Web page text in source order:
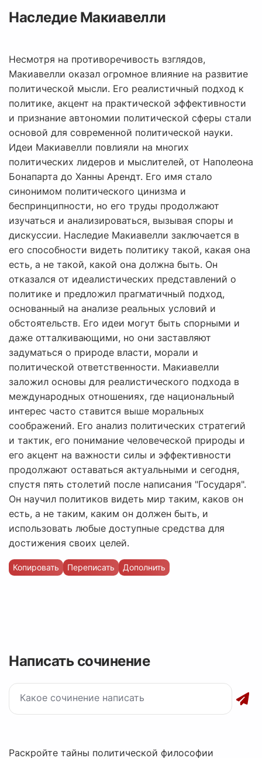
Наследие Макиавелли
Несмотря на противоречивость взглядов,
Макиавелли оказал огромное влияние на развитие
политической мысли. Его реалистичный подход к
политике, акцент на практической эффективности
и признание автономии политической сферы стали
основой для современной политической науки.
Идеи Макиавелли повлияли на многих
политических лидеров и мыслителей, от Наполеона
Бонапарта до Ханны Арендт. Его имя стало
синонимом политического цинизма и
беспринципности, но его труды продолжают
изучаться и анализироваться, вызывая споры и
дискуссии. Наследие Макиавелли заключается в
его способности видеть политику такой, какая она
есть, а не такой, какой она должна быть. Он
отказался от идеалистических представлений о
политике и предложил прагматичный подход,
основанный на анализе реальных условий и
обстоятельств. Его идеи могут быть спорными и
даже отталкивающими, но они заставляют
задуматься о природе власти, морали и
политической ответственности. Макиавелли
заложил основы для реалистического подхода в
международных отношениях, где национальный
интерес часто ставится выше моральных
соображений. Его анализ политических стратегий
и тактик, его понимание человеческой природы и
его акцент на важности силы и эффективности
продолжают оставаться актуальными и сегодня,
спустя пять столетий после написания "Государя".
Он научил политиков видеть мир таким, каков он
есть, а не таким, каким он должен быть, и
использовать любые доступные средства для
достижения своих целей.
Копировать Переписать Дополнить
Написать сочинение
Раскройте тайны политической философии